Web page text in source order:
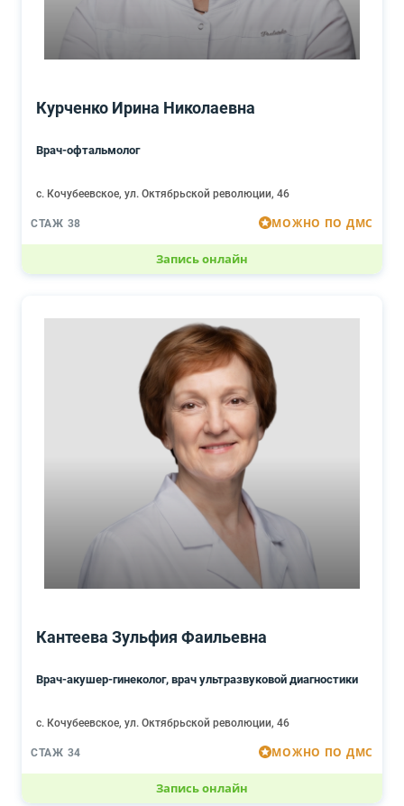
Курченко Ирина Николаевна
Врач-офтальмолог
с. Кочубеевское, ул. Октябрьской революции, 46
СТАЖ 38 МОЖНО ПО ДМС
Запись онлайн
Кантеева Зульфия Фаильевна
Врач-акушер-гинеколог, врач ультразвуковой диагностики
с. Кочубеевское, ул. Октябрьской революции, 46
СТАЖ 34 МОЖНО ПО ДМС
Запись онлайн